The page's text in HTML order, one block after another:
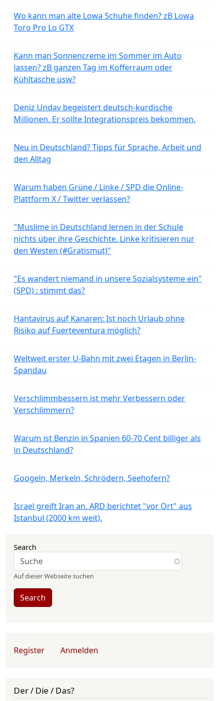
Wo kann man alte Lowa Schuhe finden? zB Lowa
Toro Pro Lo GTX
Kann man Sonnencreme im Sommer im Auto
lassen? zB ganzen Tag im Kofferraum oder
Kühltasche usw?
Deniz Undav begeistert deutsch-kurdische
Millionen. Er sollte Integrationspreis bekommen.
Neu in Deutschland? Tipps für Sprache, Arbeit und
den Alltag
Warum haben Grüne / Linke / SPD die Online-
Plattform X / Twitter verlassen?
"Muslime in Deutschland lernen in der Schule
nichts über ihre Geschichte. Linke kritisieren nur
den Westen (#Gratismut)"
"Es wandert niemand in unsere Sozialsysteme ein"
(SPD) : stimmt das?
Hantavirus auf Kanaren: Ist noch Urlaub ohne
Risiko auf Fuerteventura möglich?
Weltweit erster U-Bahn mit zwei Etagen in Berlin-
Spandau
Verschlimmbessern ist mehr Verbessern oder
Verschlimmern?
Warum ist Benzin in Spanien 60-70 Cent billiger als
in Deutschland?
Googeln, Merkeln, Schrödern, Seehofern?
Israel greift Iran an. ARD berichtet "vor Ort" aus
Istanbul (2000 km weit).
Search
Auf dieser Webseite suchen
Search
User account menu
Register Anmelden
Der / Die / Das?